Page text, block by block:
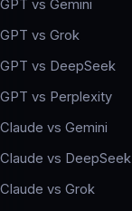
GPT vs Gemini
GPT vs Grok
GPT vs DeepSeek
GPT vs Perplexity
Claude vs Gemini
Claude vs DeepSeek
Claude vs Grok